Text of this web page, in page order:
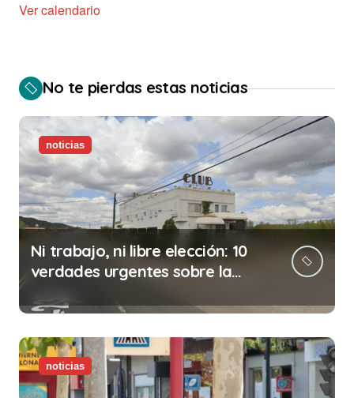
Ver calendario
No te pierdas estas noticias
noticias
Ni trabajo, ni libre elección: 10
verdades urgentes sobre la
noticias